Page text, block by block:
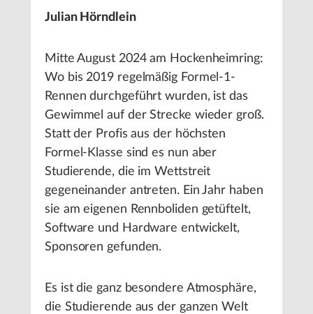
Julian Hörndlein
Mitte August 2024 am Hockenheimring:
Wo bis 2019 regelmäßig Formel-1-
Rennen durchgeführt wurden, ist das
Gewimmel auf der Strecke wieder groß.
Statt der Profis aus der höchsten
Formel-Klasse sind es nun aber
Studierende, die im Wettstreit
gegeneinander antreten. Ein Jahr haben
sie am eigenen Rennboliden getüftelt,
Software und Hardware entwickelt,
Sponsoren gefunden.
Es ist die ganz besondere Atmosphäre,
die Studierende aus der ganzen Welt